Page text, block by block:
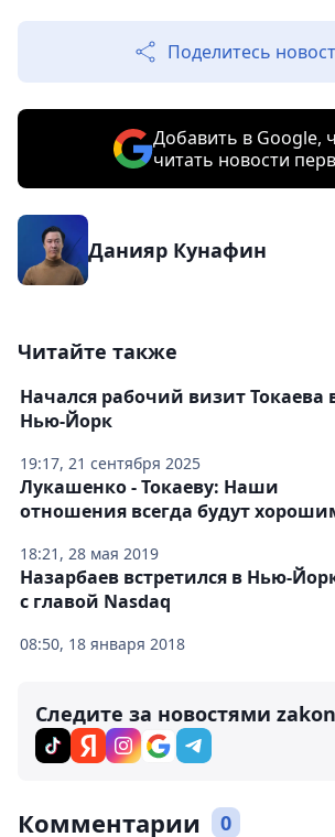
Поделитесь
Добавить в Google,
читать новости
Данияр Кунафин
Читайте также
19:17, 21 сентября 2025
Начался рабочий визит Токаева
Нью-Йорк
18:21, 28 мая 2019
Лукашенко - Токаеву: Наши
отношения всегда будут
08:50, 18 января 2018
Назарбаев встретился в Нью-
с главой Nasdaq
Следите за новостями
Комментарии 0